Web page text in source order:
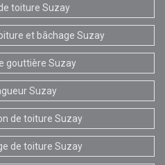
toiture Suzay
et bâchage Suzay
gouttière Suzay
Suzay
de toiture Suzay
de toiture Suzay